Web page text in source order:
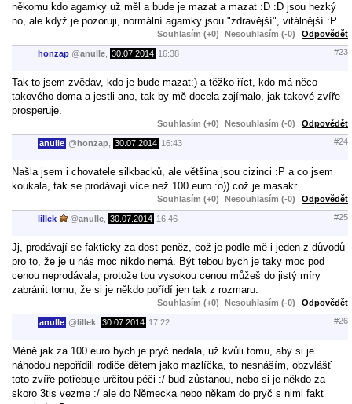
někomu kdo agamky už měl a bude je mazat a mazat :D :D jsou hezký
no, ale když je pozoruji, normální agamky jsou "zdravější", vitálnější :P
Souhlasím (+0) Nesouhlasím (-0) Odpovědět
honzap @anulle 30.07.2014 16:38 #23
Tak to jsem zvědav, kdo je bude mazat:) a těžko říct, kdo má něco
takového doma a jestli ano, tak by mě docela zajímalo, jak takové zvíře
prosperuje.
Souhlasím (+0) Nesouhlasím (-0) Odpovědět
anulle @honzap 30.07.2014 16:43 #24
Našla jsem i chovatele silkbacků, ale většina jsou cizinci :P a co jsem
koukala, tak se prodávají více než 100 euro :o)) což je masakr..
Souhlasím (+0) Nesouhlasím (-0) Odpovědět
lillek @anulle 30.07.2014 16:46 #25
Jj, prodávají se fakticky za dost peněz, což je podle mě i jeden z důvodů
pro to, že je u nás moc nikdo nemá. Být tebou bych je taky moc pod
cenou neprodávala, protože tou vysokou cenou můžeš do jistý míry
zabránit tomu, že si je někdo pořídí jen tak z rozmaru.
Souhlasím (+0) Nesouhlasím (-0) Odpovědět
anulle @lillek 30.07.2014 17:22 #26
Méně jak za 100 euro bych je pryč nedala, už kvůli tomu, aby si je
náhodou nepořídili rodiče dětem jako mazlíčka, to nesnáším, obzvlášť
toto zvíře potřebuje určitou péči :/ buď zůstanou, nebo si je někdo za
skoro 3tis vezme :/ ale do Německa nebo někam do pryč s nimi fakt